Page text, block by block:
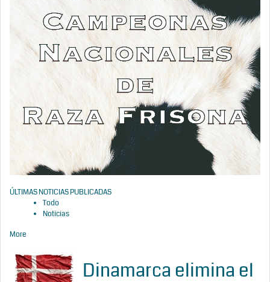
ÚLTIMAS NOTICIAS PUBLICADAS
Todo
Noticias
More
Dinamarca elimina el